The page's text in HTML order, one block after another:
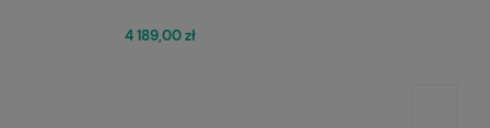
4 189,00 zł